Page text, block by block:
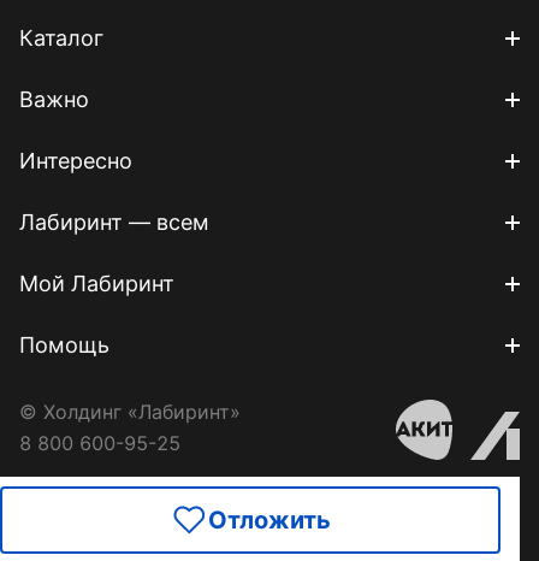
Отложить
Каталог
Важно
Интересно
Лабиринт — всем
Мой Лабиринт
Помощь
© Холдинг «Лабиринт»
8 800 600-95-25